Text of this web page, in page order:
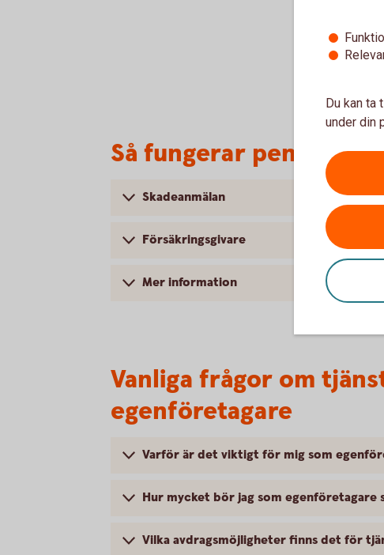
Så fungerar
Skadeanmälan
Försäkringsgivare
Mer information
Vanliga frågor om
egenföretagare
Varför är det viktigt för mig som
Hur mycket bör jag som egenföretagare
Vilka avdragsmöjligheter finns det för
Du kan ta
under din